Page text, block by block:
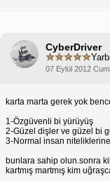
CyberDriver
07 Eylül 2012
karta marta gerek yok
1-Özgüvenli bi yürüyüş
2-Güzel dişler ve güzel bi
3-Normal insan
bunlara sahip olun.sonra
kartmış martmış kim